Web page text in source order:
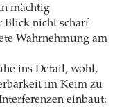
mächtig
Blick nicht scharf
Wahrnehmung am
ins Detail, wohl,
im Keim zu
einbaut: